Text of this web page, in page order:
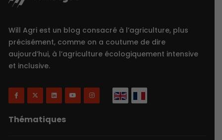
Will Agri est un blog consacré à l’agriculture, plus
précisément, comme on a coutume de dire
aujourd’hui, à l’agriculture écologiquement intensive
et inclusive.
Thématiques